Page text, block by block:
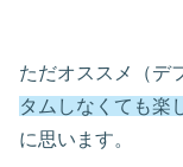
ただオススメ（デ
タムしなくても楽
に思います。